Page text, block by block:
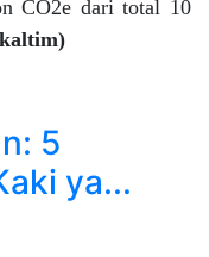
CO2e dari total 10
5
ya...